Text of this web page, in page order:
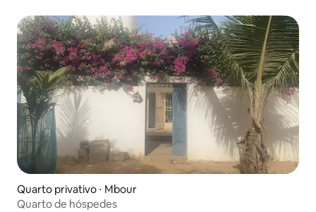
Quarto privativo ⋅ Mbour
Quarto de hóspedes